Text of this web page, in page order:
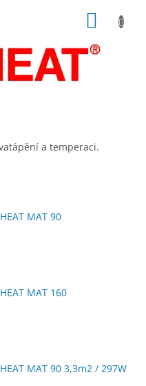
a temperaci.
MAT 90
MAT 160
MAT 90 3,3m2 / 297W